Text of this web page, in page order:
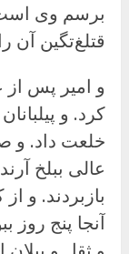
قتلغ‌تگین آن
و امیر پس
کرد. و
خلعت داد. و
عالی ببلخ
بازبردند. و
آنجا پنج روز